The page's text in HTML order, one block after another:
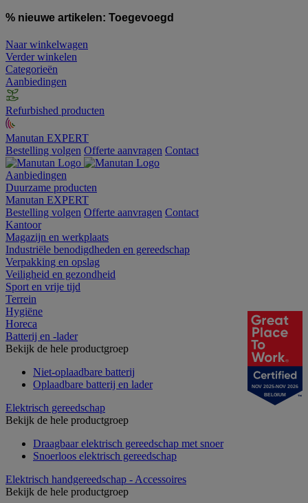
% nieuwe artikelen: Toegevoegd
Naar winkelwagen
Verder winkelen
Categorieën
Aanbiedingen
Refurbished producten
Manutan EXPERT
Bestelling volgen Offerte aanvragen Contact
Aanbiedingen
Duurzame producten
Manutan EXPERT
Bestelling volgen Offerte aanvragen Contact
Kantoor
Magazijn en werkplaats
Industriële benodigdheden en gereedschap
Verpakking en opslag
Veiligheid en gezondheid
Sport en vrije tijd
Terrein
Hygiëne
Horeca
Batterij en -lader
Bekijk de hele productgroep
Niet-oplaadbare batterij
Oplaadbare batterij en lader
Elektrisch gereedschap
Bekijk de hele productgroep
Draagbaar elektrisch gereedschap met snoer
Snoerloos elektrisch gereedschap
Elektrisch handgereedschap - Accessoires
Bekijk de hele productgroep
NOV 2025-NOV 2026
BELGIUM